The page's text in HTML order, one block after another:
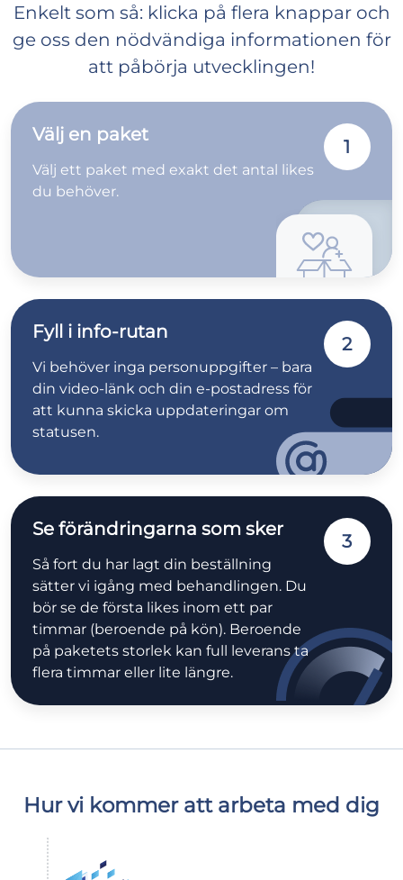
Enkelt som så: klicka på flera knappar och
ge oss den nödvändiga informationen för
att påbörja utvecklingen!
Välj en paket
Välj ett paket med exakt det antal likes
du behöver.
1
Fyll i info-rutan
Vi behöver inga personuppgifter – bara
din video-länk och din e-postadress för
att kunna skicka uppdateringar om
statusen.
2
Se förändringarna som sker
Så fort du har lagt din beställning
sätter vi igång med behandlingen. Du
bör se de första likes inom ett par
timmar (beroende på kön). Beroende
på paketets storlek kan full leverans ta
flera timmar eller lite längre.
3
Hur vi kommer att arbeta med dig